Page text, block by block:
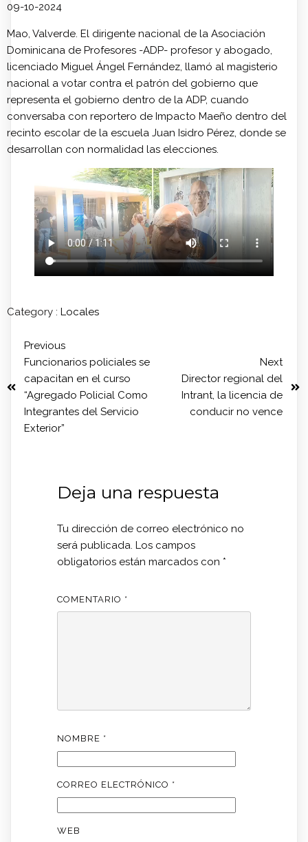
09-10-2024
Mao, Valverde. El dirigente nacional de la Asociación
Dominicana de Profesores -ADP- profesor y abogado,
licenciado Miguel Ángel Fernández, llamó al magisterio
nacional a votar contra el patrón del gobierno que
representa el gobierno dentro de la ADP, cuando
conversaba con reportero de Impacto Maeño dentro del
recinto escolar de la escuela Juan Isidro Pérez, donde se
desarrollan con normalidad las elecciones.
Category : Locales
Previous
Funcionarios policiales se
capacitan en el curso
“Agregado Policial Como
Integrantes del Servicio
Exterior”
Next
Director regional del
Intrant, la licencia de
conducir no vence
Deja una respuesta
Tu dirección de correo electrónico no
será publicada. Los campos
obligatorios están marcados con *
COMENTARIO *
NOMBRE *
CORREO ELECTRÓNICO *
WEB